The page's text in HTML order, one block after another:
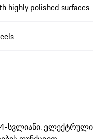
highly polished surfaces
სვლიანი, ელექტრული